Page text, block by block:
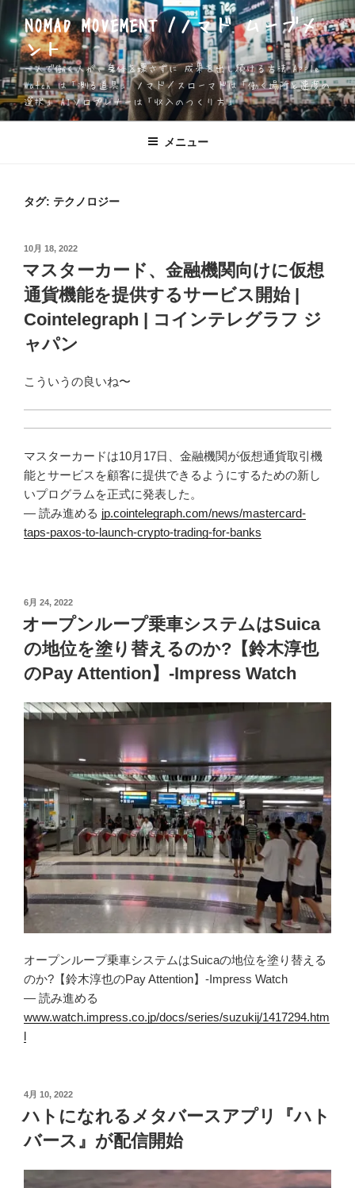
ン
テ
ン
ツ
へ
ス
NOMAD MOVEMENT /ノマド ムーブメ
ント
一人で働く人が、身体を壊さずに 成果を出し続ける方法 Apple
Watch は「測る道具」 ノマド／スローマドは「働く場所と速度の
選択」 AIソロプレナーは「収入のつくり方」
メニュー
タグ: テクノロジー
投
日:
10月 18, 2022
マスターカード、金融機関向けに仮想
通貨機能を提供するサービス開始 |
Cointelegraph | コインテレグラフ ジ
ャパン
こういうの良いね〜
マスターカードは10月17日、金融機関が仮想通貨取引機
能とサービスを顧客に提供できるようにするための新し
いプログラムを正式に発表した。
— 読み進める jp.cointelegraph.com/news/mastercard-
taps-paxos-to-launch-crypto-trading-for-banks
投
日:
6月 24, 2022
オープンループ乗車システムはSuica
の地位を塗り替えるのか?【鈴木淳也
のPay Attention】-Impress Watch
オープンループ乗車システムはSuicaの地位を塗り替える
のか?【鈴木淳也のPay Attention】-Impress Watch
— 読み進める
www.watch.impress.co.jp/docs/series/suzukij/1417294.htm
l
投
日:
4月 10, 2022
ハトになれるメタバースアプリ『ハト
バース』が配信開始